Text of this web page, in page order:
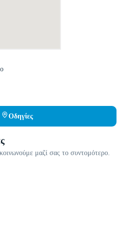
Οδηγίες
μαζί σας το συντομότερο.